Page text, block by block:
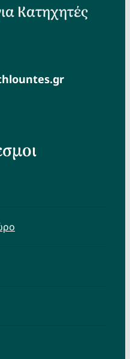
Κατηχητές